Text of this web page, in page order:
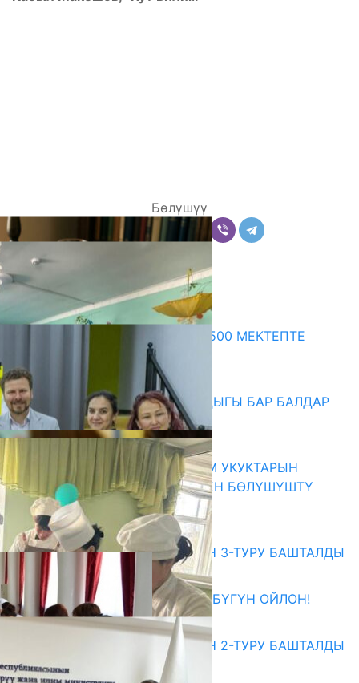
Бөлүшүү
Комментарийлер
Акыркы жаңылыктар
ПРЕЗИДЕНТТИН ЖАРЛЫГЫ: 500 МЕКТЕПТЕ
ШАХМАТ ИЙРИМИ АЧЫЛАТ
06.08.2026
СҮЛҮКТҮ: ӨЗГӨЧӨ МУКТАЖДЫГЫ БАР БАЛДАР
ҮЧҮН БОРБОР АЧЫЛДЫ
06.08.2026
КЫРГЫЗ ЭКСПЕРТТЕРИ АДАМ УКУКТАРЫН
ОКУТУУ ТАЖРЫЙБАСЫ МЕНЕН БӨЛҮШҮШТҮ
06.08.2026
Абитуриент
ЖОЖДОРГО КАБЫЛ АЛУУНУН 3-ТУРУ БАШТАЛДЫ
27.07.2026
ӨЗҮҢДҮН КЕЛЕЧЕГИҢ ҮЧҮН БҮГҮН ОЙЛОН!
20.07.2026
ЖОЖДОРГО КАБЫЛ АЛУУНУН 2-ТУРУ БАШТАЛДЫ
20.07.2026